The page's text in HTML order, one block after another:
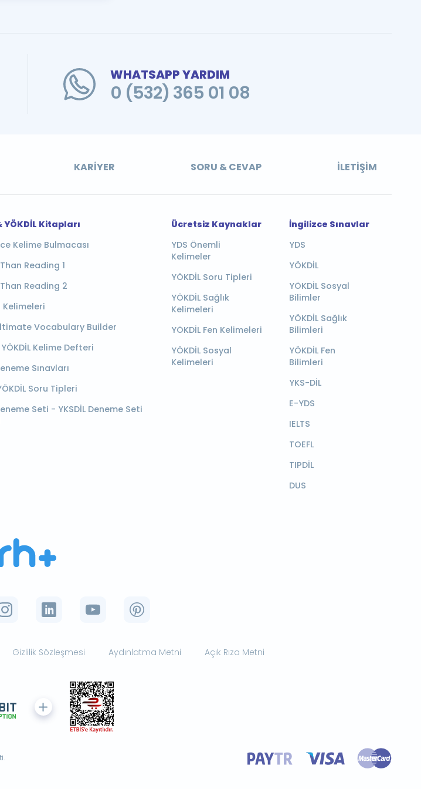
WHATSAPP YARDIM
0 (532) 365 01 08
KARIYER SORU & CEVAP İLETIŞIM
YÖKDİL Kitapları
Kelime Bulmacası
Reading 1
Reading 2
Kelimeleri
Vocabulary Builder
Kelime Defteri
Sınavları
Soru Tipleri
Seti - YKSDİL Deneme Seti
Ücretsiz Kaynaklar
YDS Önemli
Kelimeler
YÖKDİL Soru Tipleri
YÖKDİL Sağlık
Kelimeleri
YÖKDİL Fen Kelimeleri
YÖKDİL Sosyal
Kelimeleri
İngilizce Sınavlar
YDS
YÖKDİL
YÖKDİL Sosyal
Bilimler
YÖKDİL Sağlık
Bilimleri
YÖKDİL Fen
Bilimleri
YKS-DİL
E-YDS
IELTS
TOEFL
TIPDİL
DUS
Gizlilik Sözleşmesi Aydınlatma Metni Açık Rıza Metni